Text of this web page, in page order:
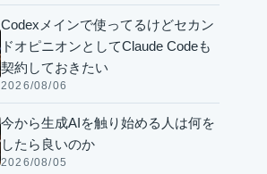
Codexメインで使ってるけどセカン
ドオピニオンとしてClaude Codeも
契約しておきたい
2026/08/06
今から生成AIを触り始める人は何を
したら良いのか
2026/08/05